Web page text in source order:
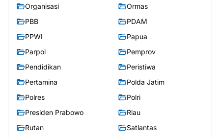
Organisasi
Ormas
PBB
PDAM
PPWI
Papua
Parpol
Pemprov
Pendidikan
Peristiwa
Pertamina
Polda Jatim
Polres
Polri
Presiden Prabowo
Riau
Rutan
Satlantas